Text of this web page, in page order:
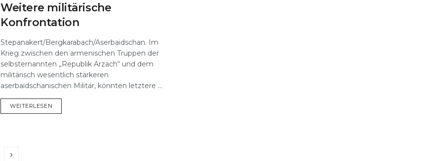
Weitere militärische
Konfrontation
Stepanakert/Bergkarabach/Aserbaidschan. Im
Krieg zwischen den armenischen Truppen der
selbsternannten „Republik Arzach“ und dem
militärisch wesentlich stärkeren
aserbaidschanischen Militär, könnten letztere ...
WEITERLESEN